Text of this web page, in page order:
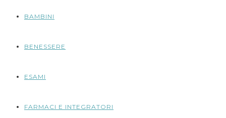
BAMBINI
BENESSERE
ESAMI
FARMACI E INTEGRATORI